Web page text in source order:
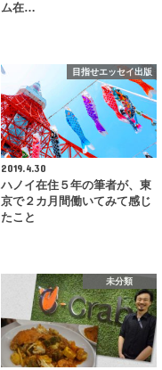
ム在…
目指せエッセイ出版
2019.4.30
ハノイ在住５年の筆者が、東
京で２カ月間働いてみて感じ
たこと
未分類